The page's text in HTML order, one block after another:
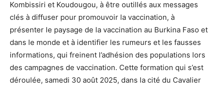
Kombissiri et Koudougou, à être outillés aux messages
clés à diffuser pour promouvoir la vaccination, à
présenter le paysage de la vaccination au Burkina Faso et
dans le monde et à identifier les rumeurs et les fausses
informations, qui freinent l’adhésion des populations lors
des campagnes de vaccination. Cette formation qui s’est
déroulée, samedi 30 août 2025, dans la cité du Cavalier